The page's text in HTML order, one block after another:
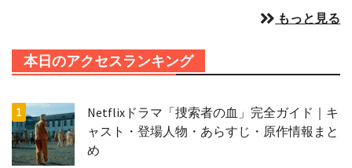
もっと見る
本日のアクセスランキング
Netflixドラマ「捜索者の血」完全ガイド｜キ
ャスト・登場人物・あらすじ・原作情報まと
め